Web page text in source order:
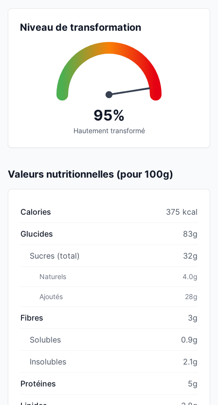
Niveau de transformation
95%
Hautement transformé
Valeurs nutritionnelles (pour 100g)
Calories 375 kcal
Glucides 83g
Sucres (total) 32g
Naturels 4.0g
Ajoutés 28g
Fibres 3g
Solubles 0.9g
Insolubles 2.1g
Protéines 5g